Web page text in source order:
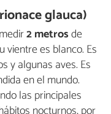
glauca)
2 metrosde
vientre es blanco. Es
y algunas aves. Es
en el mundo.
las principales